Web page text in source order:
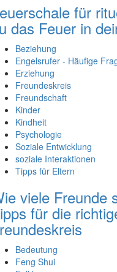
für
das Feuer in
Beziehung
Engelsrufer - Häufige
Erziehung
Freundeskreis
Freundschaft
Kinder
Kindheit
Psychologie
Soziale Entwicklung
soziale Interaktionen
Tipps für Eltern
viele Freunde
für die
Bedeutung
Feng Shui